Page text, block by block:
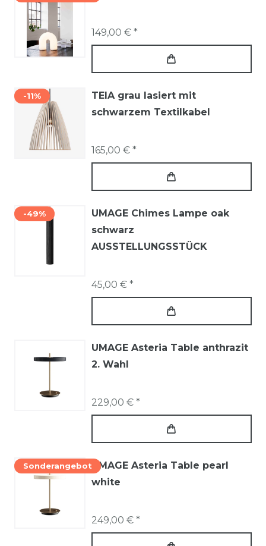
149,00 € *
-11%
TEIA grau lasiert mit
schwarzem Textilkabel
165,00 € *
-49%
UMAGE Chimes Lampe oak
schwarz
AUSSTELLUNGSSTÜCK
45,00 € *
UMAGE Asteria Table anthrazit
2. Wahl
229,00 € *
SonderangebotUMAGE Asteria Table pearl
white
249,00 € *